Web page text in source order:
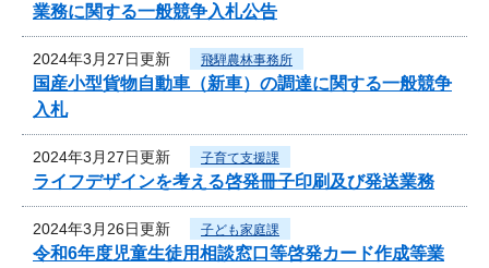
業務に関する一般競争入札公告
2024年3月27日更新 飛騨農林事務所
国産小型貨物自動車（新車）の調達に関する一般競争
入札
2024年3月27日更新 子育て支援課
ライフデザインを考える啓発冊子印刷及び発送業務
2024年3月26日更新 子ども家庭課
令和6年度児童生徒用相談窓口等啓発カード作成等業